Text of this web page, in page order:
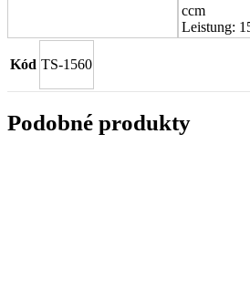
ccm
Leistung:
Kód TS-1560
Podobné produkty